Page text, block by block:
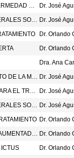
FINERENONA CON EMPAGLIFLOZINA EN LA ENFERMEDAD RENAL CRÓNICA Y DIABETES TIPO 2 . N ENG J MED 2025;393:533-43.
Dr. José
PRINCIPALES USOS Y CONSIDERACIONES GENERALES SOBRE LA MEDICIÓN DE LOS NIVELES SANGUÍNEOS DEL PÉPTIDO NATRIURÉTICO B Dr. José
Dra. Ana
EL USO DE LOS GEPANTES PARA EL TRATAMIENTO DE LA MIGRAÑA Dr. José
TIRZEPATIDA COMPARADA CON SEMAGLUTIDA PARA EL TRATAMIENTO DE LA OBESIDAD. N ENG J MED 2025;393:26-36.
Dr. José
PRINCIPALES USOS Y CONSIDERACIONES GENERALES SOBRE LA MEDICIÓN DE LOS NIVELES SANGUÍNEOS DEL PÉPTIDO NATRIURÉTICO B Dr. José
ACIDEMIA METABÓLICA CON BRECHA ANIÓNICA AUMENTADA DE CAUSA INCIERTA
ICTUS